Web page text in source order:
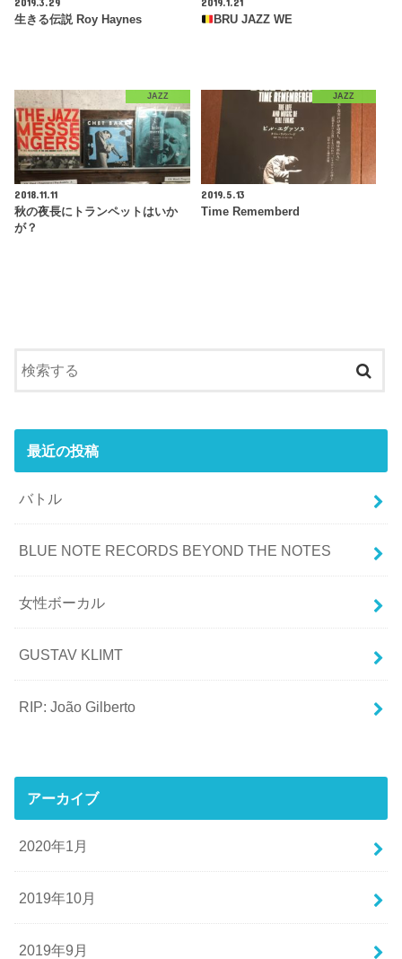
生きる伝説 Roy Haynes
BRU JAZZ WE
JAZZ
2018.11.11
秋の夜長にトランペットはいか
が？
JAZZ
2019.5.13
Time Rememberd
最近の投稿
バトル
BLUE NOTE RECORDS BEYOND THE NOTES
女性ボーカル
GUSTAV KLIMT
RIP: João Gilberto
アーカイブ
2020年1月
2019年10月
2019年9月